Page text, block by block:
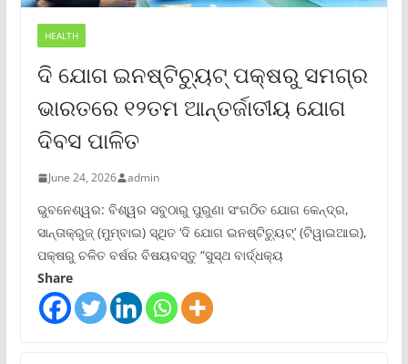
HEALTH
ଦି ଯୋଗ ଇନଷ୍ଟିଚ୍ୟୁଟ୍ ପକ୍ଷରୁ ସମଗ୍ର
ଭାରତରେ ୧୨ତମ ଆନ୍ତର୍ଜାତୀୟ ଯୋଗ
ଦିବସ ପାଳିତ
June 24, 2026 admin
ଭୁବନେଶ୍ୱର: ବିଶ୍ୱର ସବୁଠାରୁ ପୁରୁଣା ସଂଗଠିତ ଯୋଗ କେନ୍ଦ୍ର,
ସାନ୍ତାକ୍ରୁଜ୍ (ମୁମ୍ବାଇ) ସ୍ଥିତ ‘ଦି ଯୋଗ ଇନଷ୍ଟିଚ୍ୟୁଟ୍‌’ (ଟିୱାଇଆଇ),
ପକ୍ଷରୁ ଚଳିତ ବର୍ଷର ବିଷୟବସ୍ତୁ “ସୁସ୍ଥ ବାର୍ଦ୍ଧକ୍ୟ
Share